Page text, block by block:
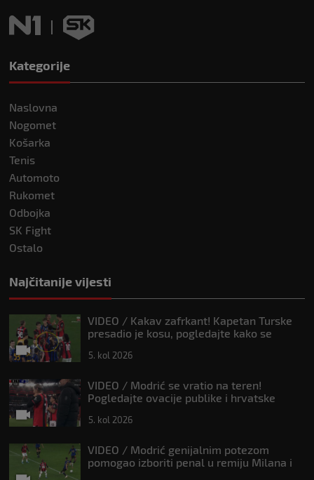
Kategorije
Naslovna
Nogomet
Košarka
Tenis
Automoto
Rukomet
Odbojka
SK Fight
Ostalo
Najčitanije vijesti
VIDEO / Kakav zafrkant! Kapetan Turske
presadio je kosu, pogledajte kako se
5. kol 2026
VIDEO / Modrić se vratio na teren!
Pogledajte ovacije publike i hrvatske
5. kol 2026
VIDEO / Modrić genijalnim potezom
pomogao izboriti penal u remiju Milana i